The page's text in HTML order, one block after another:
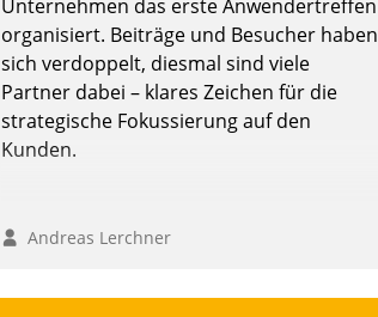
Unternehmen das erste Anwendertreffen
organisiert. Beiträge und Besucher haben
sich verdoppelt, diesmal sind viele
Partner dabei – klares Zeichen für die
strategische Fokussierung auf den
Kunden.
Andreas Lerchner